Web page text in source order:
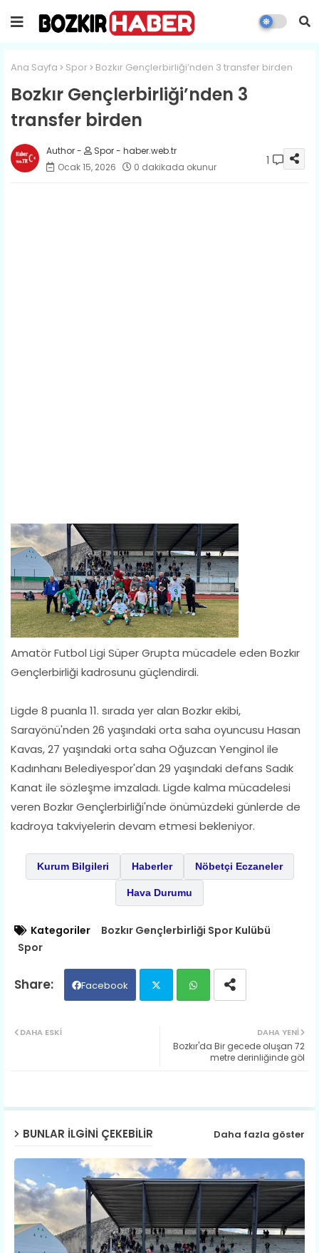
Ana Sayfa Spor Bozkır Gençlerbirliği’nden 3 transfer birden
Bozkır Gençlerbirliği’nden 3
transfer birden
Spor - haber.web.tr
Ocak 15, 2026
0 dakikada okunur 1
Amatör Futbol Ligi Süper Grupta mücadele eden Bozkır
Gençlerbirliği kadrosunu güçlendirdi.
Ligde 8 puanla 11. sırada yer alan Bozkır ekibi,
Sarayönü'nden 26 yaşındaki orta saha oyuncusu Hasan
Kavas, 27 yaşındaki orta saha Oğuzcan Yenginol ile
Kadınhanı Belediyespor'dan 29 yaşındaki defans Sadık
Kanat ile sözleşme imzaladı. Ligde kalma mücadelesi
veren Bozkır Gençlerbirliği'nde önümüzdeki günlerde de
kadroya takviyelerin devam etmesi bekleniyor.
Kurum Bilgileri Haberler Nöbetçi Eczaneler
Hava Durumu
Kategoriler
Bozkır Gençlerbirliği Spor Kulübü
Spor
Facebook
ats
p
DAHA YENI
Bozkır'da Bir gecede oluşan 72
metre derinliğinde göl
DAHA ESKI
BUNLAR ILGINI ÇEKEBILIR Daha fazla göster